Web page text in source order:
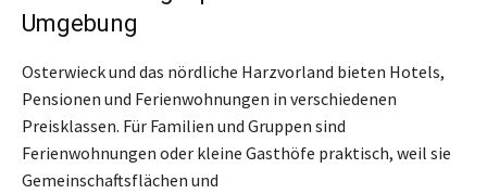
Umgebung
Osterwieck und das nördliche Harzvorland bieten Hotels,
Pensionen und Ferienwohnungen in verschiedenen
Preisklassen. Für Familien und Gruppen sind
Ferienwohnungen oder kleine Gasthöfe praktisch, weil sie
Gemeinschaftsflächen und